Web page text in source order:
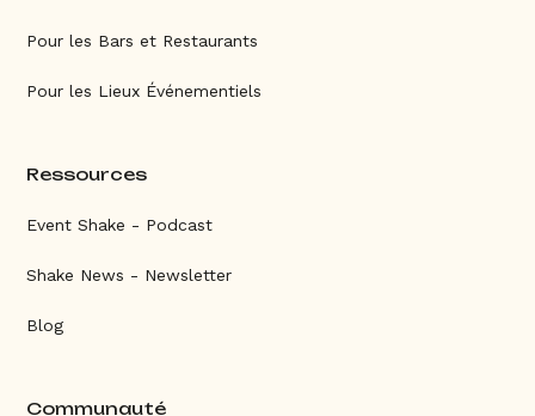
Pour les Bars et Restaurants
Pour les Lieux Événementiels
Ressources
Event Shake - Podcast
Shake News - Newsletter
Blog
Communauté